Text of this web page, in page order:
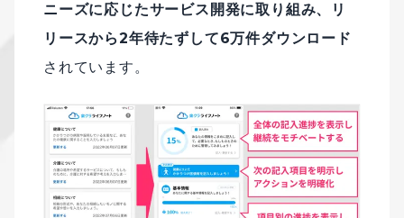
ニーズに応じたサービス開発に取り組み、リ
リースから2年待たずして6万件ダウンロード
されています。